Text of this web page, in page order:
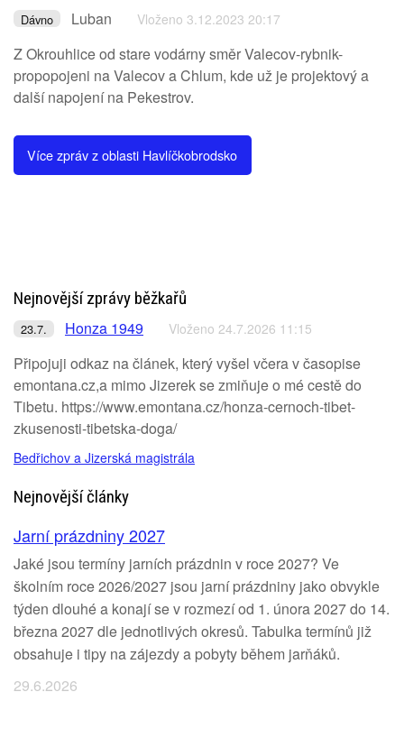
Dávno Luban Vloženo 3.12.2023 20:17
Z Okrouhlice od stare vodárny směr Valecov-rybnik-
propopojeni na Valecov a Chlum, kde už je projektový a
další napojení na Pekestrov.
Více zpráv z oblasti Havlíčkobrodsko
Nejnovější zprávy běžkařů
23.7. Honza 1949 Vloženo 24.7.2026 11:15
Připojuji odkaz na článek, který vyšel včera v časopise
emontana.cz,a mimo Jizerek se zmiňuje o mé cestě do
Tibetu. https://www.emontana.cz/honza-cernoch-tibet-
zkusenosti-tibetska-doga/
Bedřichov a Jizerská magistrála
Nejnovější články
Jarní prázdniny 2027
Jaké jsou termíny jarních prázdnin v roce 2027? Ve
školním roce 2026/2027 jsou jarní prázdniny jako obvykle
týden dlouhé a konají se v rozmezí od 1. února 2027 do 14.
března 2027 dle jednotlivých okresů. Tabulka termínů již
obsahuje i tipy na zájezdy a pobyty během jarňáků.
29.6.2026